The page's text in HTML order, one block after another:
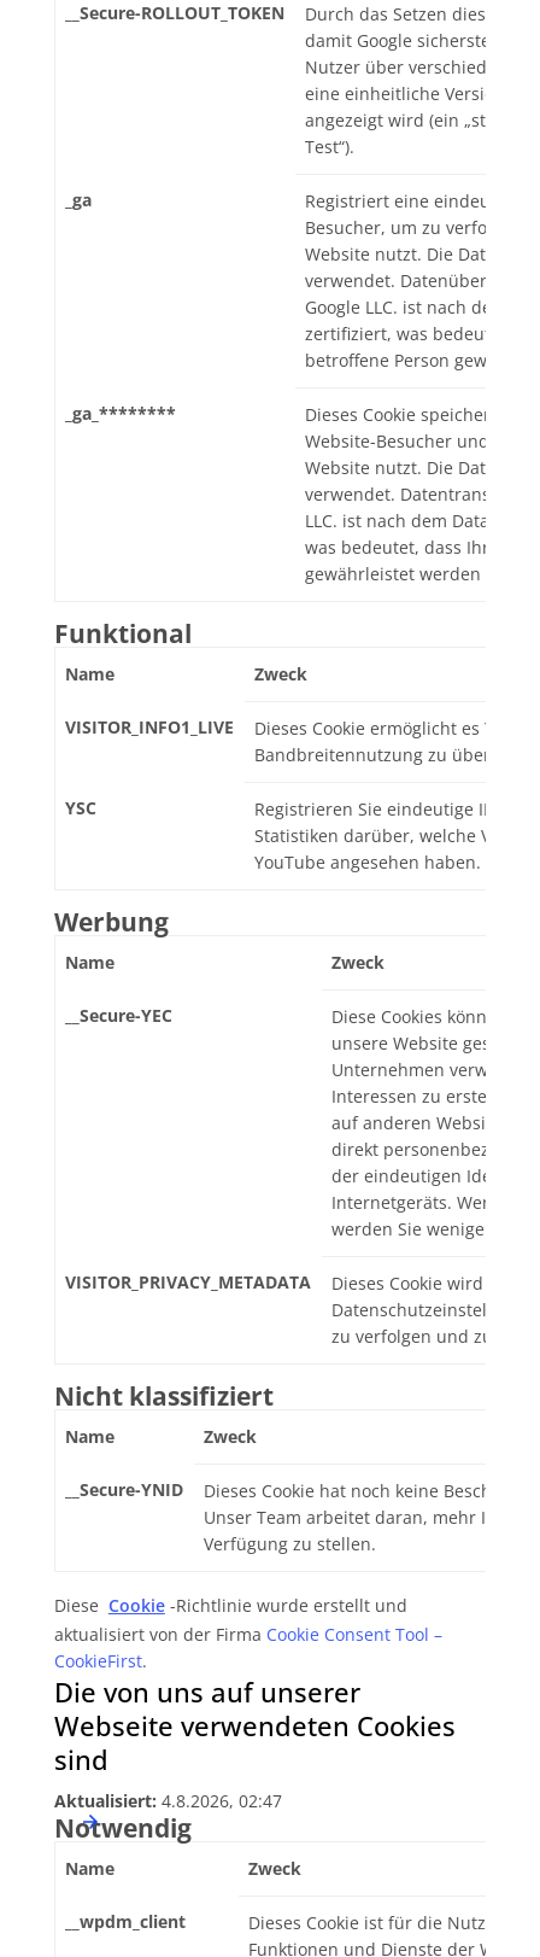
__Secure-ROLLOUT_TOKEN
Durch das Setzen dieses
damit Google sicherstellen,
Nutzer über verschiedene
eine einheitliche Version
angezeigt wird (ein
Test“).
_ga
Registriert eine eindeutige
Besucher, um zu verfolgen,
Website nutzt. Die Daten
verwendet.
Google LLC. ist nach dem
zertifiziert, was bedeutet,
betroffene Person
_ga_********
Dieses Cookie speichert
Website-Besucher und
Website nutzt. Die Daten
verwendet. Datentransfer.
LLC. ist nach dem Data
was bedeutet, dass Ihre
gewährleistet werden
Funktional
Name Zweck
VISITOR_INFO1_LIVE
Dieses Cookie ermöglicht es
Bandbreitennutzung zu
YSC
Registrieren Sie eindeutige IDs
Statistiken darüber, welche
YouTube angesehen haben.
Werbung
Name Zweck
__Secure-YEC
Diese Cookies können
unsere Website gesetzt
Unternehmen
Interessen zu erstellen
auf anderen Websites
direkt
der eindeutigen
Internetgeräts. Wenn
werden Sie weniger
VISITOR_PRIVACY_METADATA
Dieses Cookie wird
zu verfolgen und zu
Nicht klassifiziert
Name Zweck
__Secure-YNID
Dieses Cookie hat noch keine
Unser Team arbeitet daran, mehr
Verfügung zu stellen.
Diese Cookie -Richtlinie wurde erstellt und
aktualisiert von der Firma Cookie Consent Tool –
CookieFirst.
Die von uns auf unserer
Webseite verwendeten Cookies
sind
Aktualisiert: 4.8.2026, 02:47
Notwendig
Name Zweck
__wpdm_client
Dieses Cookie ist für die Nutzung
Funktionen und Dienste der